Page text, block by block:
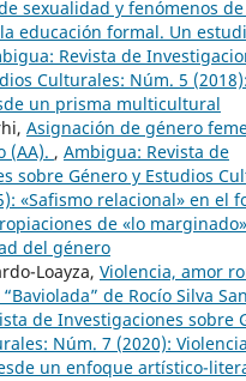
sexualidad y fenómenos
educación formal. Un
Revista de
Culturales: Núm. 5
un prisma multicultural
Asignación de género
(AA). , Ambigua: Revista de
sobre Género y Estudios
«Safismo relacional» en el
de «lo
del género
Loayza, Violencia, amor
de Rocío Silva
de Investigaciones sobre
Núm. 7 (2020):
un enfoque artístico-